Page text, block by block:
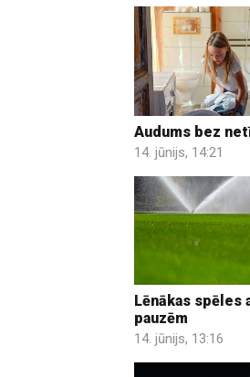
Audums bez
14. jūnijs, 14:21
Lēnākas spēles
pauzēm
14. jūnijs, 13:16